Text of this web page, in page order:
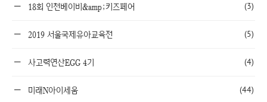
18회 인천베이비&amp;키즈페어 (3)
2019 서울국제유아교육전 (5)
사고력연산EGG 4기 (4)
미래N아이세움 (44)